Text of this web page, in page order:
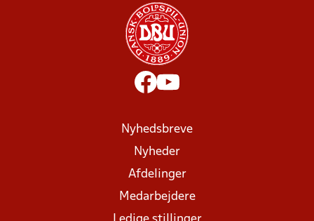
Nyhedsbreve
Nyheder
Afdelinger
Medarbejdere